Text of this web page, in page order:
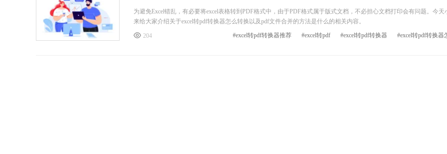
为避免Excel错乱，有必要将excel表格转到PDF格式中，由于PDF格式属于版式文档，不必担心文档打印会有问题。今天
来给大家介绍关于excel转pdf转换器怎么转换以及pdf文件合并的方法是什么的相关内容。
204 #excel转pdf转换器
#excel转pdf转换器
#excel转pdf
#excel转pdf转换器推荐